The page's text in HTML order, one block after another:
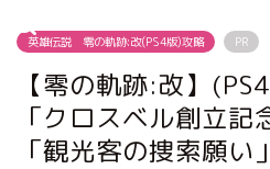
英雄伝説 零の軌跡:改(PS4版)攻略 PR
【零の軌跡:改】
「クロスベル創立
「観光客の捜索願い」